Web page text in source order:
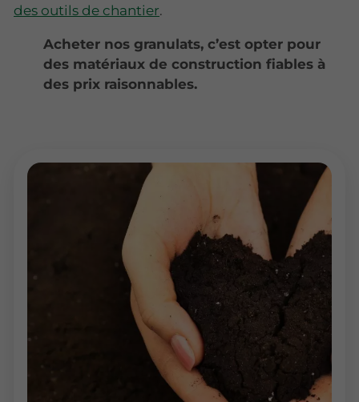
des outils de chantier.
Acheter nos granulats, c’est opter pour
des matériaux de construction fiables à
des prix raisonnables.